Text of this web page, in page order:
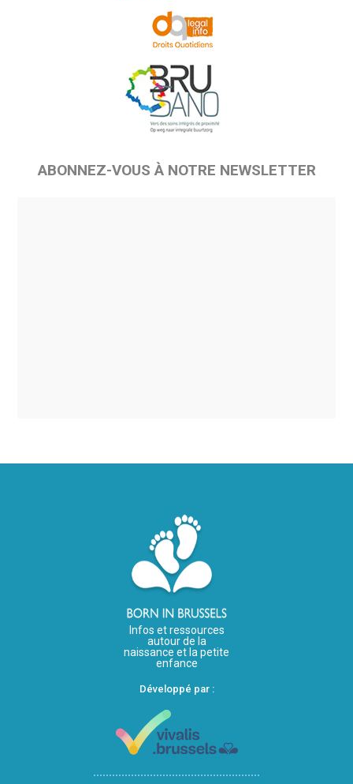
ABONNEZ-VOUS À NOTRE NEWSLETTER
Infos et ressources
autour de la
naissance et la petite
enfance
Développé par :